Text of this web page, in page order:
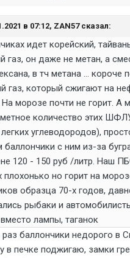
в 07:12, ZAN57 сказал:
идет корейский,
газ, он даже не метан, а
в тч метана … короче
газ, который сжигают на
На морозе почти не горит. А
количество этих
углеводородов),
баллончики с ним из-за
120 - 150 руб /литр. Наш
плохонько но горит на
образца 70-х годов,
рыбаки и
лампы, таганок
раз баллончики недорого в
в печке поджигаю, замки